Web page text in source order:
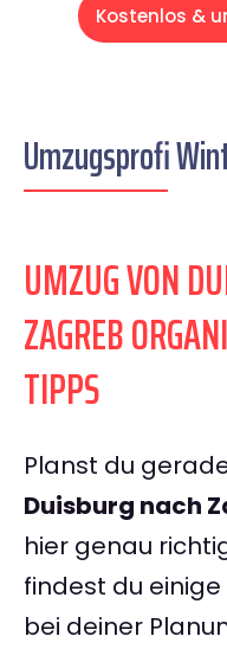
Kostenlos &
Umzugsprofi
UMZUG VON
ZAGREB
TIPPS
Planst du
Duisburg nach
hier genau
findest du
bei deiner